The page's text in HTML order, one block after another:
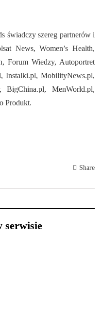
świadczy szereg partnerów i
News, Women’s Health,
Forum Wiedzy, Autoportret
Instalki.pl, MobilityNews.pl,
BigChina.pl, MenWorld.pl,
Produkt.
Share
serwisie